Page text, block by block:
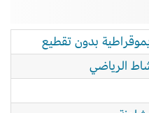
بدون تقطيع
الرياضي